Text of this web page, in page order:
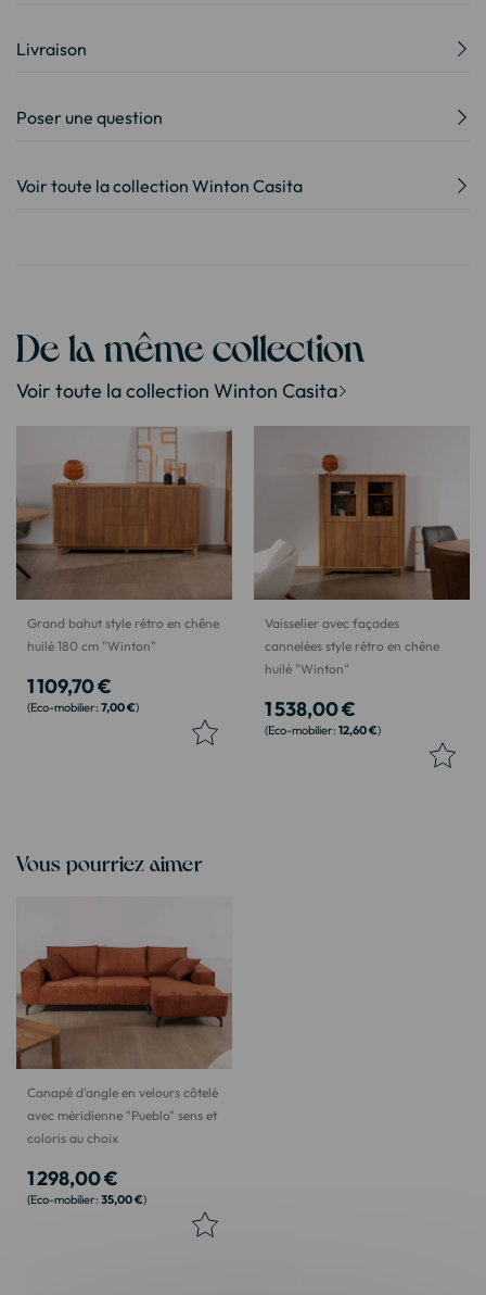
Livraison
Poser une question
Voir toute la collection Winton Casita
De la même collection
Voir toute la collection Winton Casita
Grand bahut style rétro en chêne
huilé 180 cm "Winton"
1 109,70 €
7,00 €
Vaisselier avec façades
cannelées style rétro en chêne
huilé "Winton"
1 538,00 €
12,60 €
Vous pourriez aimer
Canapé d'angle en velours côtelé
avec méridienne "Pueblo" sens et
coloris au choix
1 298,00 €
35,00 €